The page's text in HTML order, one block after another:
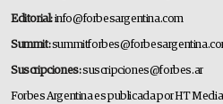
Editorial:info@forbesargentina.com
Summit:
Suscripciones:suscripciones@forbes.ar
Forbes Argentina es publicada por HT Media